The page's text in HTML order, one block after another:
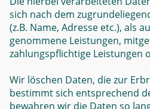
sich nach dem
(z.B. Name, Adresse etc.), als
genommene Leistungen,
zahlungspflichtige Leistungen
Wir löschen Daten, die zur
bestimmt sich entsprechend
bewahren wir die Daten so